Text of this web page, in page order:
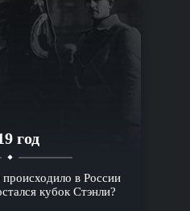
год
в России
кубок Стэнли?